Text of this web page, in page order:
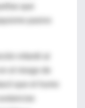
que
pasivo
el riesgo de
que el humo